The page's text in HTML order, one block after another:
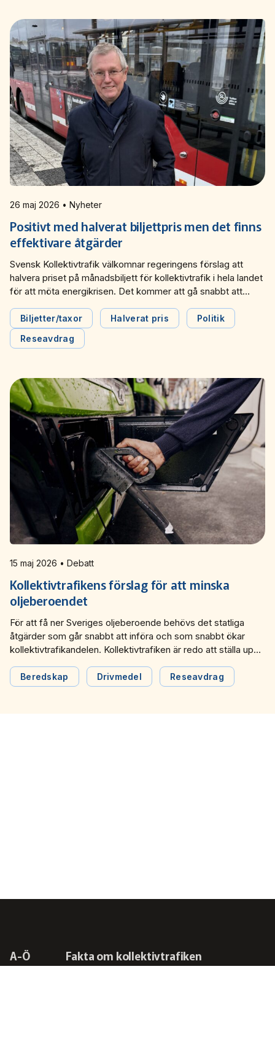
26 maj 2026 • Nyheter
Positivt med halverat biljettpris men det finns
effektivare åtgärder
Svensk Kollektivtrafik välkomnar regeringens förslag att
halvera priset på månadsbiljett för kollektivtrafik i hela landet
för att möta energikrisen. Det kommer att gå snabbt att
få stor betydelse för ekonomiskt utsatta grupper,
exempelvis låginkomsttagare utan bil. Men det finns andra
effektiva åtgärder att genomföra, som att […]
Biljetter/taxor Halverat pris
Politik
Reseavdrag
15 maj 2026 • Debatt
Kollektivtrafikens förslag för att minska
oljeberoendet
För att få ner Sveriges oljeberoende behövs det statliga
åtgärder som går snabbt att införa och som snabbt ökar
kollektivtrafikandelen. Kollektivtrafiken är redo att ställa upp,
branschexpert på transportpolitik i en debattartikel i Dagens
industri.
Beredskap Drivmedel Reseavdrag
A-Ö Fakta om kollektivtrafiken